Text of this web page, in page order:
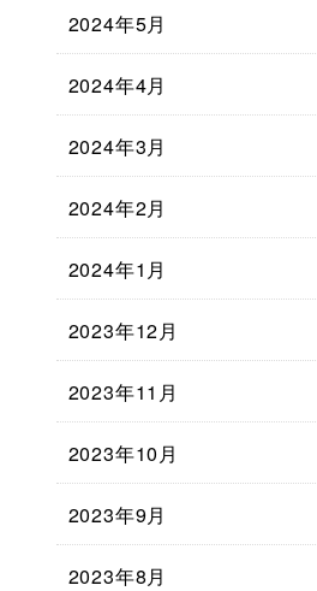
2024年5月
2024年4月
2024年3月
2024年2月
2024年1月
2023年12月
2023年11月
2023年10月
2023年9月
2023年8月